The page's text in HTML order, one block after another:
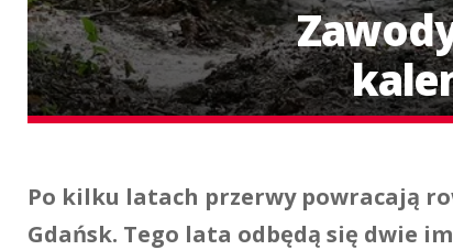
Po kilku latach przerwy powracają
Gdańsk. Tego lata odbędą się dwie